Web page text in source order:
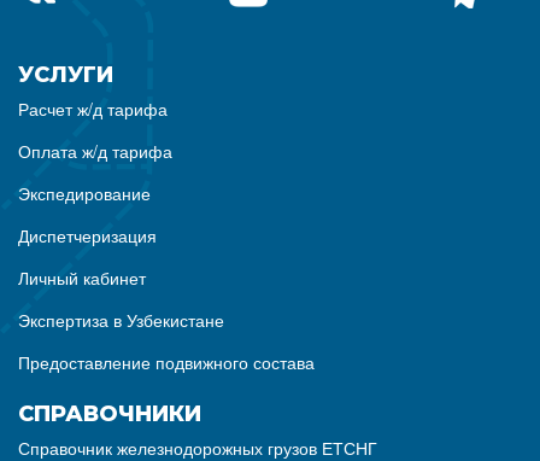
УСЛУГИ
Расчет ж/д тарифа
Оплата ж/д тарифа
Экспедирование
Диспетчеризация
Личный кабинет
Экспертиза в Узбекистане
Предоставление подвижного состава
СПРАВОЧНИКИ
Справочник железнодорожных грузов ЕТСНГ